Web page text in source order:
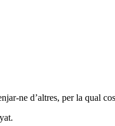
ne d’altres, per la qual